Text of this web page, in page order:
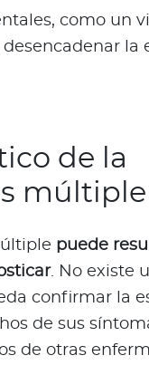
como un
la
de la
múltiple
puede
. No existe
confirmar la
de sus
de otras